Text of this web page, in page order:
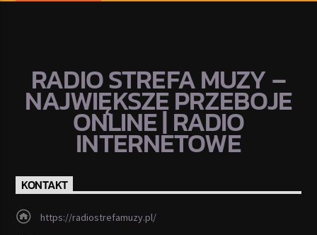
RADIO STREFA MUZY –
NAJWIĘKSZE PRZEBOJE
ONLINE | RADIO
INTERNETOWE
KONTAKT
https://radiostrefamuzy.pl/